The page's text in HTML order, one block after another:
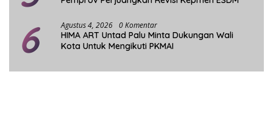
6 Agustus 4, 2026 0 Komentar
HIMA ART Untad Palu Minta Dukungan Wali
Kota Untuk Mengikuti PKMAI